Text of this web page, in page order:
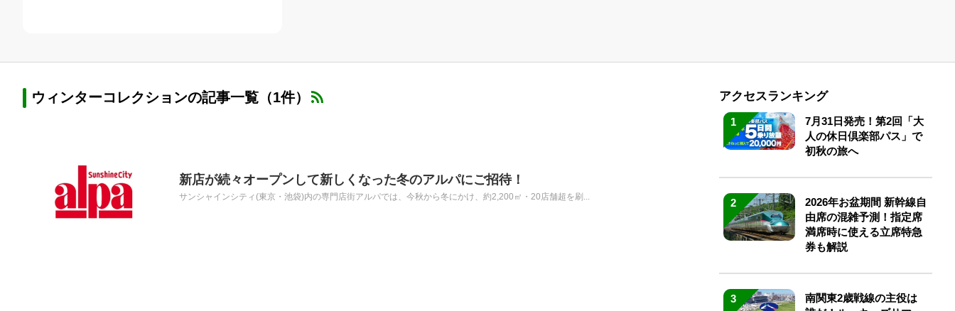
ウィンターコレクションの記事一覧（1件）
新店が続々オープンして新しくなった冬のアルパにご招待！
サンシャインシティ(東京・池袋)内の専門店街アルパでは、今秋から冬にかけ、約2,200㎡・20店舗超を刷...
アクセスランキング
1
7月31日発売！第2回「大
人の休日倶楽部パス」で
初秋の旅へ
2
2026年お盆期間 新幹線自
由席の混雑予測！指定席
満席時に使える立席特急
券も解説
3
南関東2歳戦線の主役は